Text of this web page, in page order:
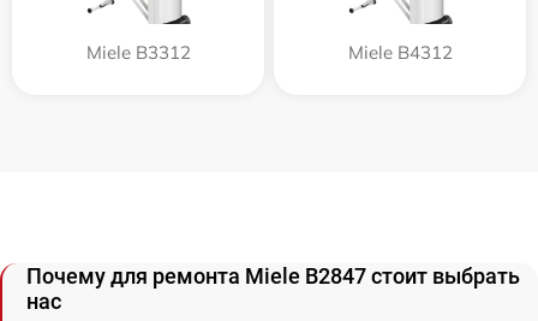
Miele B3312 Miele B4312
Почему для ремонта Miele B2847 стоит выбрать
нас